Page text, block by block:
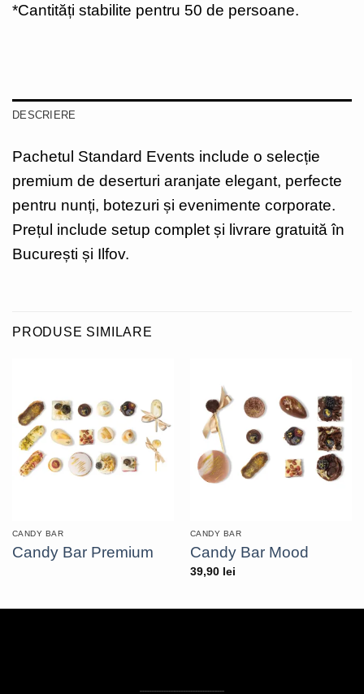
*Cantități stabilite pentru 50 de persoane.
DESCRIERE
Pachetul Standard Events include o selecție
premium de deserturi aranjate elegant, perfecte
pentru nunți, botezuri și evenimente corporate.
Prețul include setup complet și livrare gratuită în
București și Ilfov.
PRODUSE SIMILARE
CANDY BAR
Candy Bar Premium
CANDY BAR
Candy Bar Mood
39,90 lei